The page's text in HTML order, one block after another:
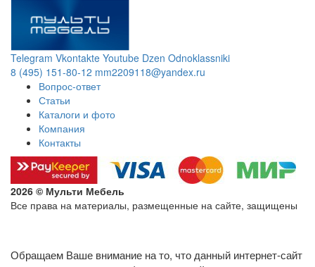
Telegram Vkontakte Youtube Dzen Odnoklassniki
8 (495) 151-80-12 mm2209118@yandex.ru
Вопрос-ответ
Статьи
Каталоги и фото
Компания
Контакты
2026 © Мульти Мебель
Все права на материалы, размещенные на сайте, защищены
Обращаем Ваше внимание на то, что данный интернет-сайт